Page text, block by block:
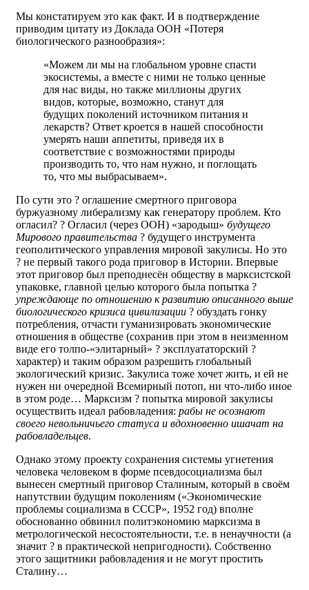
Мы констатируем это как факт. И в подтверждение
приводим цитату из Доклада ООН «Потеря
биологического разнообразия»:
«Можем ли мы на глобальном уровне спасти
экосистемы, а вместе с ними не только ценные
для нас виды, но также миллионы других
видов, которые, возможно, станут для
будущих поколений источником питания и
лекарств? Ответ кроется в нашей способности
умерять наши аппетиты, приведя их в
соответствие с возможностями природы
производить то, что нам нужно, и поглощать
то, что мы выбрасываем».
По сути это ? оглашение смертного приговора
буржуазному либерализму как генератору проблем. Кто
огласил? ? Огласил (через ООН) «зародыш» будущего
Мирового правительства ? будущего инструмента
геополитического управления мировой закулисы. Но это
? не первый такого рода приговор в Истории. Впервые
этот приговор был преподнесён обществу в марксистской
упаковке, главной целью которого была попытка ?
упреждающе по отношению к развитию описанного выше
биологического кризиса цивилизации ? обуздать гонку
потребления, отчасти гуманизировать экономические
отношения в обществе (сохранив при этом в неизменном
виде его толпо-«элитарный» ? эксплуататорский ?
характер) и таким образом разрешить глобальный
экологический кризис. Закулиса тоже хочет жить, и ей не
нужен ни очередной Всемирный потоп, ни что-либо иное
в этом роде… Марксизм ? попытка мировой закулисы
осуществить идеал рабовладения: рабы не осознают
своего невольничьего статуса и вдохновенно ишачат на
рабовладельцев.
Однако этому проекту сохранения системы угнетения
человека человеком в форме псевдосоциализма был
вынесен смертный приговор Сталиным, который в своём
напутствии будущим поколениям («Экономические
проблемы социализма в СССР», 1952 год) вполне
обоснованно обвинил политэкономию марксизма в
метрологической несостоятельности, т.е. в ненаучности (а
значит ? в практической непригодности). Собственно
этого защитники рабовладения и не могут простить
Сталину…